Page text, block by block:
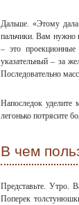
Дальше. «Этому
пальчики. Вам нужно
– это проекционные
указательный – за
Последовательно
Напоследок
легонько потрясите
В чем
Представьте. Утро.
Поперек